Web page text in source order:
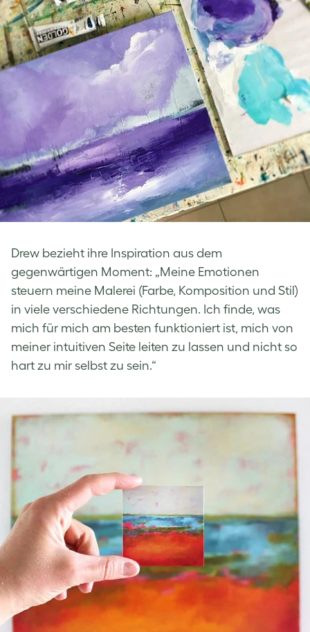
Drew bezieht ihre Inspiration aus dem
gegenwärtigen Moment: „Meine Emotionen
steuern meine Malerei (Farbe, Komposition und Stil)
in viele verschiedene Richtungen. Ich finde, was
mich für mich am besten funktioniert ist, mich von
meiner intuitiven Seite leiten zu lassen und nicht so
hart zu mir selbst zu sein.“